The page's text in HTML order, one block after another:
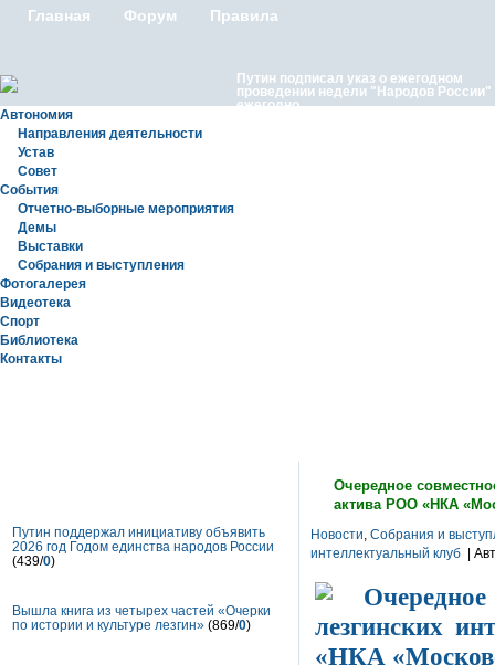
Главная Форум Правила
Автономия
Направления деятельности
Устав
Совет
События
Отчетно-выборные мероприятия
Демы
Выставки
Собрания и выступления
Фотогалерея
Видеотека
Спорт
Библиотека
Контакты
Путин подписал указ о ежегодном
проведении недели "Народов России"
ежегодно
Очередное
актива РОО «НКА
Новости, Собрания и
интеллектуальный клуб |
Путин поддержал инициативу объявить
2026 год Годом единства народов России
(439/0)
Вышла книга из четырех частей «Очерки
по истории и культуре лезгин» (869/0)